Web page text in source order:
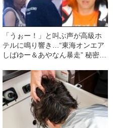
「うぉー！」と叫ぶ声が高級ホ
テルに鳴り響き…“東海オンエア
しばゆー＆あやなん暴走” 秘密の
「警察沙汰になってもおかしく
なかった」――2023年読まれた
記事